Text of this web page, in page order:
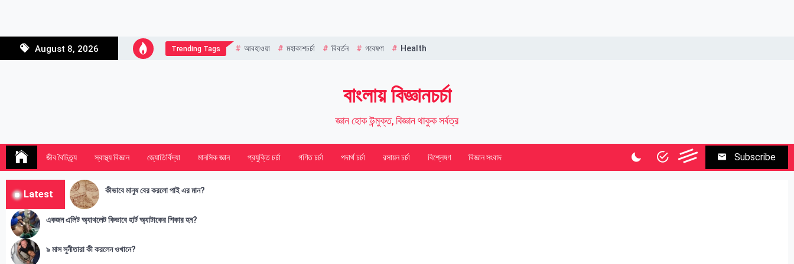
August 8, 2026
Trending Tags আবহাওয়া মহাকাশচর্চা বিবর্তন গবেষণা Health
বাংলায় বিজ্ঞানচর্চা
জ্ঞান হোক উন্মুক্ত, বিজ্ঞান থাকুক সর্বত্র
জীব বৈচিত্র্য স্বাস্থ্য বিজ্ঞান জ্যোতির্বিদ্যা মানসিক জ্ঞান প্রযুক্তি চর্চা গণিত চর্চা পদার্থ চর্চা রসায়ন চর্চা বিশ্লেষণ বিজ্ঞান সংবাদ Subscribe
Latest কীভাবে মানুষ বের করলো পাই এর মান?
একজন এলিট অ্যাথলেট কিভাবে হার্ট অ্যাটাকের শিকার হন?
৯ মাস সুনীতারা কী করলেন ওখানে?